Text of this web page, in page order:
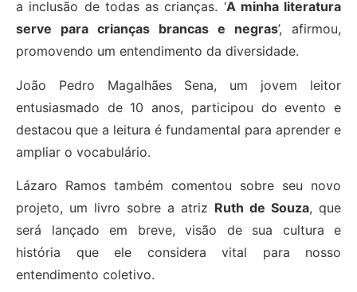
a inclusão de todas as crianças. ‘A minha literatura
serve para crianças brancas e negras’, afirmou,
promovendo um entendimento da diversidade.
João Pedro Magalhães Sena, um jovem leitor
entusiasmado de 10 anos, participou do evento e
destacou que a leitura é fundamental para aprender e
ampliar o vocabulário.
Lázaro Ramos também comentou sobre seu novo
projeto, um livro sobre a atriz Ruth de Souza, que
será lançado em breve, visão de sua cultura e
história que ele considera vital para nosso
entendimento coletivo.